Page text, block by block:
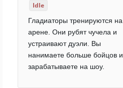
Idle
Гладиаторы тренируются на
арене. Они рубят чучела и
устраивают дуэли. Вы
нанимаете больше бойцов и
зарабатываете на шоу.